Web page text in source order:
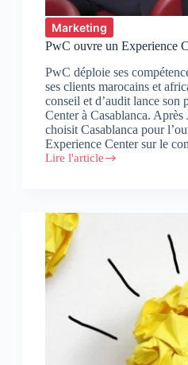
Marketing
PwC ouvre un Experience
PwC déploie ses
ses clients marocains et
conseil et d’audit lance son
Center à Casablanca.
choisit Casablanca pour
Experience Center sur le
Lire l'article
PwC
Center
Casablanca